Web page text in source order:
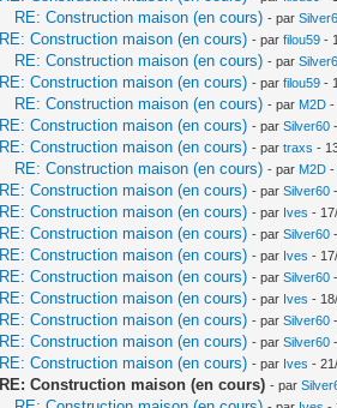
RE: Construction maison (en cours) - par
RE: Construction maison (en cours) - parfilou59 -
RE: Construction maison (en cours) - par
RE: Construction maison (en cours) - parfilou59 -
RE: Construction maison (en cours) - par M2D -
RE: Construction maison (en cours) - parSilver60
RE: Construction maison (en cours) - partraxs -
RE: Construction maison (en cours) - par M2D -
RE: Construction maison (en cours) - parSilver60
RE: Construction maison (en cours) - par Ives -
RE: Construction maison (en cours) - parSilver60
RE: Construction maison (en cours) - par Ives -
RE: Construction maison (en cours) - parSilver60
RE: Construction maison (en cours) - par Ives -
RE: Construction maison (en cours) - parSilver60
RE: Construction maison (en cours) - parSilver60
RE: Construction maison (en cours) - par Ives -
RE: Construction maison (en cours) - par